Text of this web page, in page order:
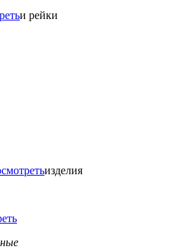
и рейки
изделия